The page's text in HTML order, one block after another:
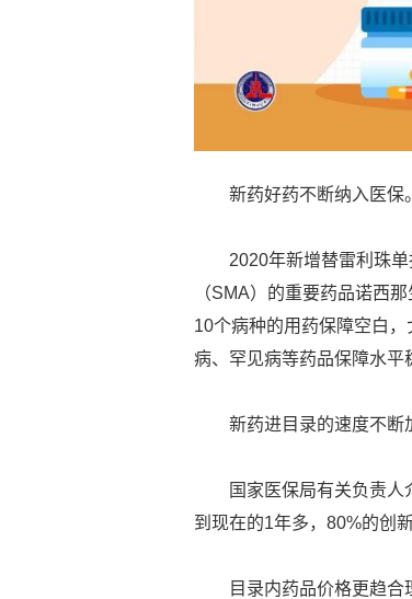
新药好药不断纳入医保。
2020年新增替雷利珠
（SMA）的重要药品诺西
10个病种的用药保障空白
病、罕见病等药品保障水平
新药进目录的速度不断
国家医保局有关负责
到现在的1年多，80%的创
目录内药品价格更趋合